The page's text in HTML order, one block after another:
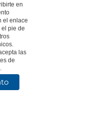
en
el enlace
pie de
las
de